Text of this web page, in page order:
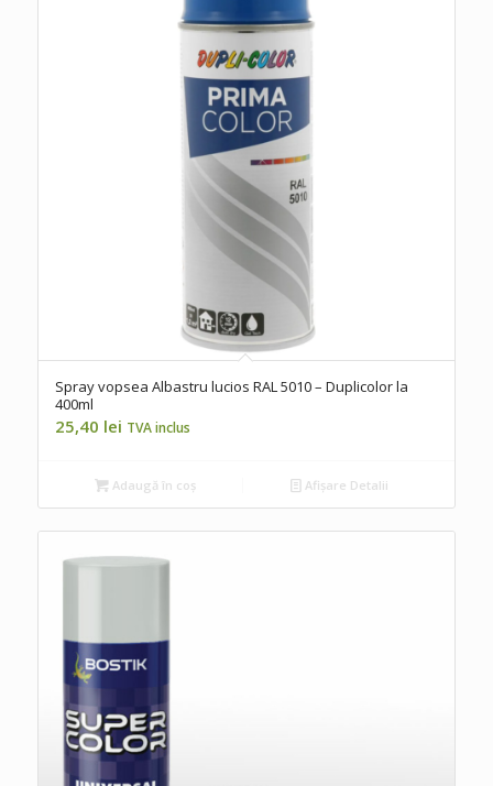
Spray vopsea Albastru lucios RAL 5010 – Duplicolor la
400ml
25,40 lei TVA inclus
Adaugă în coș Afișare Detalii